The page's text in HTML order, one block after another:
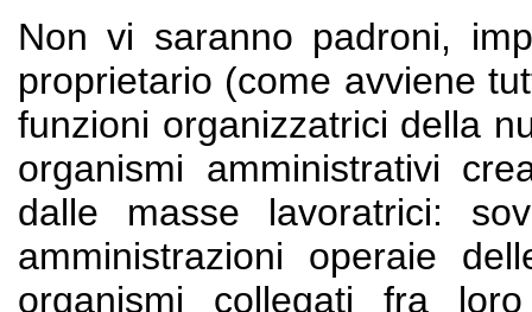
Non vi saranno padroni,
proprietario (come avviene
funzioni organizzatrici della
organismi amministrativi
dalle masse lavoratrici:
amministrazioni operaie
organismi collegati fra